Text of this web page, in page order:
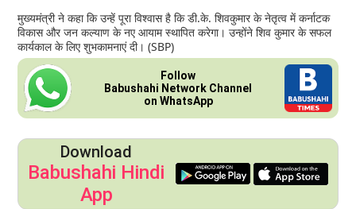
मुख्यमंत्री ने कहा कि उन्हें पूरा विश्वास है कि डी.के. शिवकुमार के नेतृत्व में कर्नाटक
विकास और जन कल्याण के नए आयाम स्थापित करेगा। उन्होंने शिव कुमार के सफल
कार्यकाल के लिए शुभकामनाएं दी। (SBP)
Follow
Babushahi Network Channel
on WhatsApp
Download
Babushahi Hindi
App